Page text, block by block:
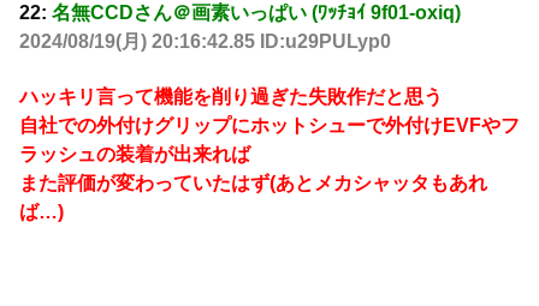
22: 名無CCDさん＠画素いっぱい (ﾜｯﾁｮｲ 9f01-oxiq)
2024/08/19(月) 20:16:42.85 ID:u29PULyp0
ハッキリ言って機能を削り過ぎた失敗作だと思う
自社での外付けグリップにホットシューで外付けEVFやフ
ラッシュの装着が出来れば
また評価が変わっていたはず(あとメカシャッタもあれ
ば…)